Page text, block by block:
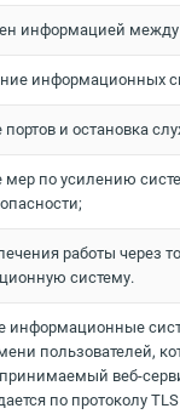
информацией между
информационных
портов и остановка
мер по усилению
работы через
систему.
информационные
пользователей,
веб-
по протоколу